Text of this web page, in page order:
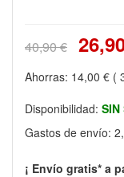
40,90 €
Ahorras: 14,00 € (
Disponibilidad: SIN
Gastos de envío:
¡ Envío gratis* a